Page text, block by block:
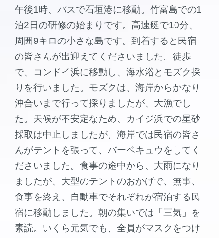
午後1時、バスで石垣港に移動。竹富島での1
泊2日の研修の始まりです。高速艇で10分、
周囲9キロの小さな島です。到着すると民宿
の皆さんが出迎えてくださいました。徒歩
で、コンドイ浜に移動し、海水浴とモズク採
りを行いました。モズクは、海岸からかなり
沖合いまで行って採りましたが、大漁でし
た。天候が不安定なため、カイジ浜での星砂
採取は中止しましたが、海岸では民宿の皆さ
んがテントを張って、バーベキュウをしてく
ださいました。食事の途中から、大雨になり
ましたが、大型のテントのおかげで、無事、
食事を終え、自動車でそれぞれが宿泊する民
宿に移動しました。朝の集いでは「三気」を
素読。いくら元気でも、全員がマスクをつけ